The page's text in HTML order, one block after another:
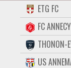
ACCUEIL
FORUM
CONTACT
ETG FC
FC ANNECY
THONON-
US